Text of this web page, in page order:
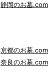
静岡のお墓.com
京都のお墓.com
奈良のお墓.com